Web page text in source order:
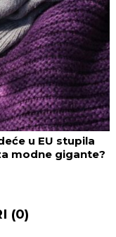
u EU stupila
modne gigante?
(0)